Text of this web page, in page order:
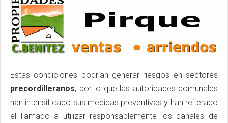
Estas condiciones podrían generar riesgos en sectores
precordilleranos, por lo que las autoridades comunales
han intensificado sus medidas preventivas y han reiterado
el llamado a utilizar responsablemente los canales de